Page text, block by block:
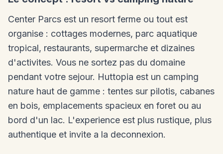
Center Parcs est un resort ferme ou tout est
organise : cottages modernes, parc aquatique
tropical, restaurants, supermarche et dizaines
d'activites. Vous ne sortez pas du domaine
pendant votre sejour. Huttopia est un camping
nature haut de gamme : tentes sur pilotis, cabanes
en bois, emplacements spacieux en foret ou au
bord d'un lac. L'experience est plus rustique, plus
authentique et invite a la deconnexion.